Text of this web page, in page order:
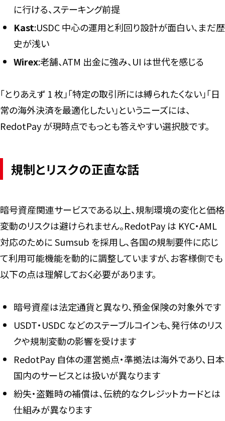
に行ける、ステーキング前提
Kast:USDC 中心の運用と利回り設計が面白い、まだ歴
史が浅い
Wirex:老舗、ATM 出金に強み、UI は世代を感じる
「とりあえず 1 枚」「特定の取引所には縛られたくない」「日
常の海外決済を最適化したい」というニーズには、
RedotPay が現時点でもっとも答えやすい選択肢です。
規制とリスクの正直な話
暗号資産関連サービスである以上、規制環境の変化と価格
変動のリスクは避けられません。RedotPay は KYC・AML
対応のために Sumsub を採用し、各国の規制要件に応じ
て利用可能機能を動的に調整していますが、お客様側でも
以下の点は理解しておく必要があります。
暗号資産は法定通貨と異なり、預金保険の対象外です
USDT・USDC などのステーブルコインも、発行体のリス
クや規制変動の影響を受けます
RedotPay 自体の運営拠点・準拠法は海外であり、日本
国内のサービスとは扱いが異なります
紛失・盗難時の補償は、伝統的なクレジットカードとは
仕組みが異なります